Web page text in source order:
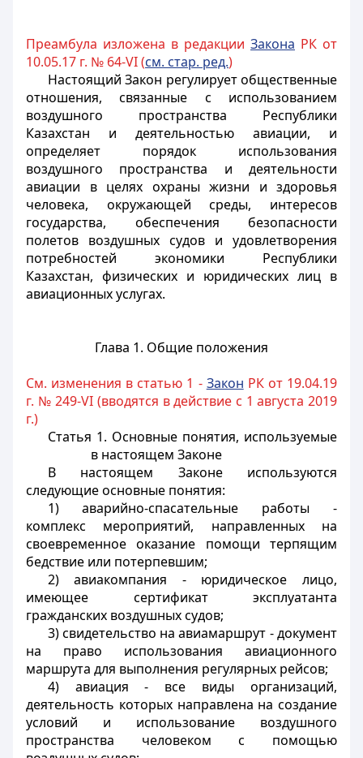
Преамбула изложена в редакции Закона РК от
10.05.17 г. № 64-VI (см. стар. ред.)
Настоящий Закон регулирует общественные
отношения, связанные с использованием
воздушного пространства Республики
Казахстан и деятельностью авиации, и
определяет порядок использования
воздушного пространства и деятельности
авиации в целях охраны жизни и здоровья
человека, окружающей среды, интересов
государства, обеспечения безопасности
полетов воздушных судов и удовлетворения
потребностей экономики Республики
Казахстан, физических и юридических лиц в
авиационных услугах.
Глава 1. Общие положения
См. изменения в статью 1 - Закон РК от 19.04.19
г. № 249-VI (вводятся в действие с 1 августа 2019
г.)
Статья 1. Основные понятия, используемые
в настоящем Законе
В настоящем Законе используются
следующие основные понятия:
1) аварийно-спасательные работы -
комплекс мероприятий, направленных на
своевременное оказание помощи терпящим
бедствие или потерпевшим;
2) авиакомпания - юридическое лицо,
имеющее сертификат эксплуатанта
гражданских воздушных судов;
3) свидетельство на авиамаршрут - документ
на право использования авиационного
маршрута для выполнения регулярных рейсов;
4) авиация - все виды организаций,
деятельность которых направлена на создание
условий и использование воздушного
пространства человеком с помощью